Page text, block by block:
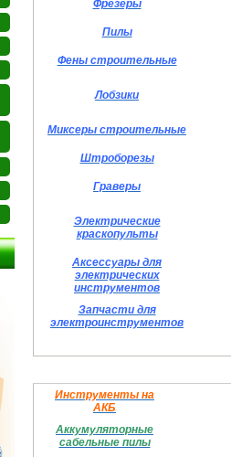
Фрезеры
Пилы
Фены строительные
Лобзики
Миксеры строительные
Штроборезы
Граверы
Электрические
краскопульты
Аксессуары для
электрических
инструментов
Запчасти для
электроинструментов
Инструменты на
АКБ
Аккумуляторные
сабельные пилы